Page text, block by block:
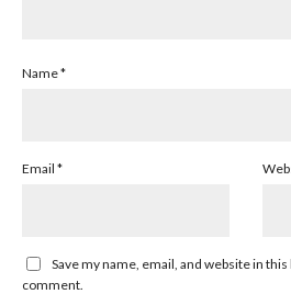
Name*
Email *
Save my name, email, and website in
comment.